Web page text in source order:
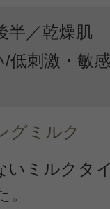
半／乾燥肌
低刺激・敏
グミルク
いミルクタ